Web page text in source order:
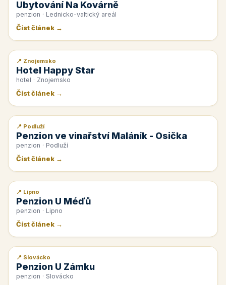
Ubytování Na Kovárně
penzion · Lednicko-valtický areál
Číst článek →
📰 PR článek
📍 Znojemsko
Hotel Happy Star
hotel · Znojemsko
Číst článek →
📰 PR článek
📍 Podluží
Penzion ve vinařství Maláník - Osička
penzion · Podluží
Číst článek →
📰 PR článek
📍 Lipno
Penzion U Méďů
penzion · Lipno
Číst článek →
📰 PR článek
📍 Slovácko
Penzion U Zámku
penzion · Slovácko